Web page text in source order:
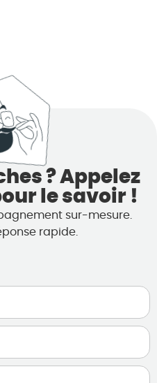
? Appelez
le savoir !
sur-mesure.
rapide.